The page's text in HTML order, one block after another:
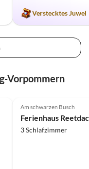
Verstecktes Juwel
Vorpommern
Am schwarzen Busch
3 Schlafzimmer